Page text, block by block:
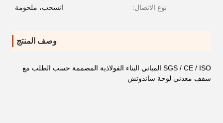
نوع الاتصال: انسحب، ملحومة
وصف المنتج
SGS / CE / ISO المباني البناء الفولاذية المصممة حسب الطلب مع
سقف معدني لوحة ساندوتش